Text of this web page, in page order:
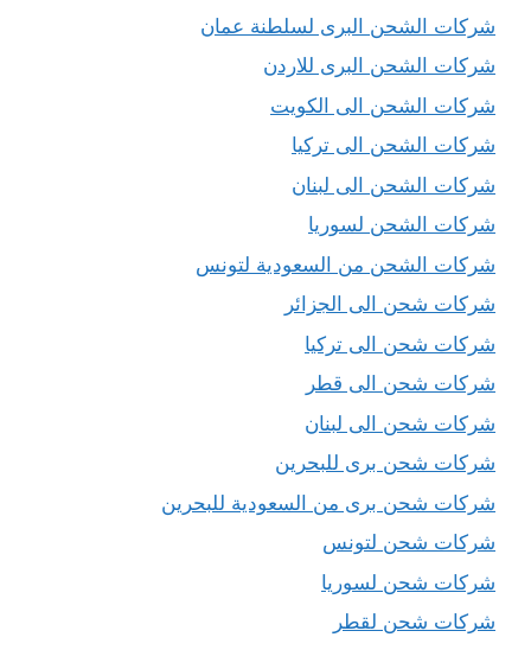
شركات الشحن البرى لسلطنة عمان
شركات الشحن البرى للاردن
شركات الشحن الى الكويت
شركات الشحن الى تركيا
شركات الشحن الى لبنان
شركات الشحن لسوريا
شركات الشحن من السعودية لتونس
شركات شحن الى الجزائر
شركات شحن الى تركيا
شركات شحن الى قطر
شركات شحن الى لبنان
شركات شحن برى للبحرين
شركات شحن برى من السعودية للبحرين
شركات شحن لتونس
شركات شحن لسوريا
شركات شحن لقطر